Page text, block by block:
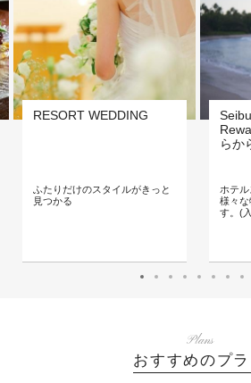
RESORT WEDDING
ふたりだけのスタイルがきっと
見つかる
らか
ホテ
様々な
す。(
Plans
おすすめのプ